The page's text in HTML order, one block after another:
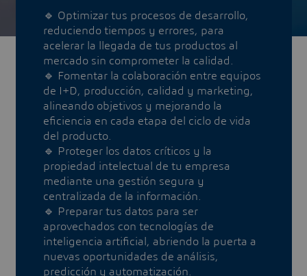
🔹 Optimizar tus procesos de desarrollo,
reduciendo tiempos y errores, para
acelerar la llegada de tus productos al
mercado sin comprometer la calidad.
🔹 Fomentar la colaboración entre equipos
de I+D, producción, calidad y marketing,
alineando objetivos y mejorando la
eficiencia en cada etapa del ciclo de vida
del producto.
🔹 Proteger los datos críticos y la
propiedad intelectual de tu empresa
mediante una gestión segura y
centralizada de la información.
🔹 Preparar tus datos para ser
aprovechados con tecnologías de
inteligencia artificial, abriendo la puerta a
nuevas oportunidades de análisis,
predicción y automatización.